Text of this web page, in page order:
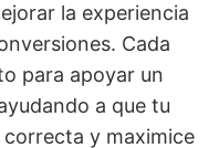
la experiencia
Cada
para apoyar un
a que tu
y maximice